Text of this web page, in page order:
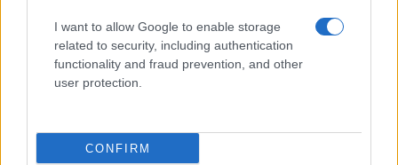
I want to allow Google to enable storage
related to security, including authentication
functionality and fraud prevention, and other
user protection.
CONFIRM
ΠΡΟΕΔΡΙΚΟ ΜΕΓΑΡΟ
ΜΕΝΟΥ
ΠΡΟΚΟΠΗΣ ΠΑΥΛΟΠΟΥΛΟΣ
ΓΑΡΙΔΕΣ
ΣΦΥΡΙΔΑ
Ροή Ειδήσεων